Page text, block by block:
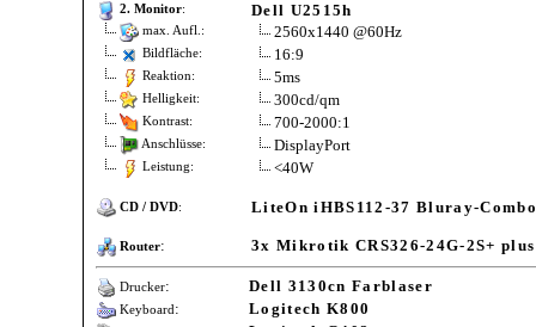
2. Monitor: Dell U2515h
max. Aufl.: 2560x1440 @60Hz
Bildfläche: 16:9
Reaktion: 5ms
Helligkeit: 300cd/qm
Kontrast: 700-2000:1
Anschlüsse: DisplayPort
Leistung: <40W
CD / DVD: LiteOn iHBS112-37 Bluray-
Router: 3x Mikrotik CRS326-24G-2S+
Drucker: Dell 3130cn Farblaser
Keyboard: Logitech K800